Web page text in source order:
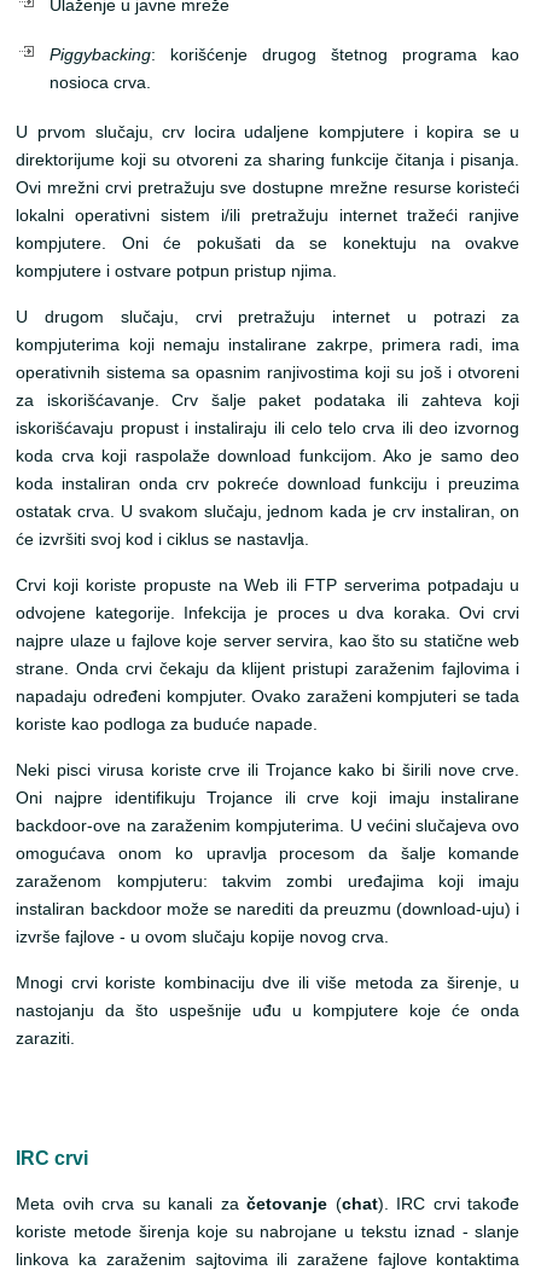
Ulaženje u javne mreže
Piggybacking: korišćenje drugog štetnog programa kao
nosioca crva.
U prvom slučaju, crv locira udaljene kompjutere i kopira se u
direktorijume koji su otvoreni zasharingfunkcije čitanja i pisanja.
Ovi mrežni crvi pretražuju sve dostupne mrežne resurse koristeći
lokalni operativni sistem i/ili pretražuju internet tražeći ranjive
kompjutere. Oni će pokušati da se konektuju na ovakve
kompjutere i ostvare potpun pristup njima.
U drugom slučaju, crvi pretražuju internet u potrazi za
kompjuterima koji nemaju instalirane zakrpe, primera radi, ima
operativnih sistema sa opasnim ranjivostima koji su još i otvoreni
za iskorišćavanje. Crv šalje paket podataka ili zahteva
koji
iskorišćavaju propust i instaliraju ili celo telo crva ili deo izvornog
koda crva koji raspolaže download funkcijom. Ako je samo deo
koda instaliran onda crv pokreće download funkciju i preuzima
ostatak crva. U svakom slučaju, jednom kada je crv instaliran, on
će izvršiti svoj kod i ciklus se nastavlja.
Crvi koji koriste propuste naWeb ili FTP serverimapotpadaju u
odvojene kategorije. Infekcija je proces u dva koraka. Ovi crvi
najpre ulaze u fajl ove koje server servira, kao što su statične web
strane. Onda crvi čekaju da klijent pristupi zaraženim fajlovima i
napadaju određeni kompjuter. Ovako zaraženi kompjuteri se tada
koriste kao podloga za buduće napade.
Neki pisci virusa koriste crve ili Trojance kako bi širili nove crve.
Oni najpre identifikuju Trojance ili crve koji imaju instalirane
backdoor-ove na zaraženim kompjuterima. U većini slučajeva ovo
omogućava onom ko upravlja procesom da šalje komande
zaraženom kompjuteru: takvim zombi uređajima koji imaju
instaliran backdoor može se narediti da preuzmu (download-uju) i
izvrše fajlove - u ovom slučaju kopije novog crva.
Mnogi crvi koriste kombinaciju dve ili više metoda za širenje, u
nastojanju da što uspešnije uđu u kompjutere koje će onda
zaraziti.
IRC crvi
Meta ovih crva su kanali začetovanje (chat). IRC crvi takođe
koriste metode širenja koje su nabrojane u tekstu iznad - slanje
linkova ka zaraženim sajtovima ili zaražene fajlove kontaktima